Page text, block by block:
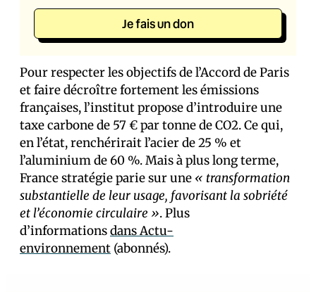
Je fais un don
Pour respecter les objectifs de l’Accord de Paris
et faire décroître fortement les émissions
françaises, l’institut propose d’introduire une
taxe carbone de 57 € par tonne de CO2. Ce qui,
en l’état, renchérirait l’acier de 25 % et
l’aluminium de 60 %. Mais à plus long terme,
France stratégie parie sur une « transformation
substantielle de leur usage, favorisant la sobriété
et l’économie circulaire ». Plus
d’informationsdans Actu-
environnement (abonnés).